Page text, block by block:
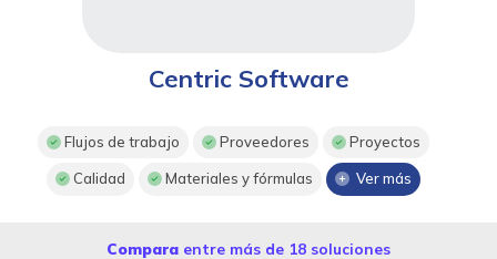
Centric Software
Flujos de trabajo Proveedores Proyectos
Calidad Materiales y fórmulas Ver más
Compara entre más de 18 soluciones